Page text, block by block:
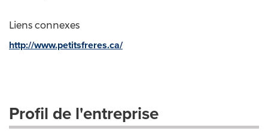
Liens connexes
http://www.petitsfreres.ca/
Profil de l'entreprise